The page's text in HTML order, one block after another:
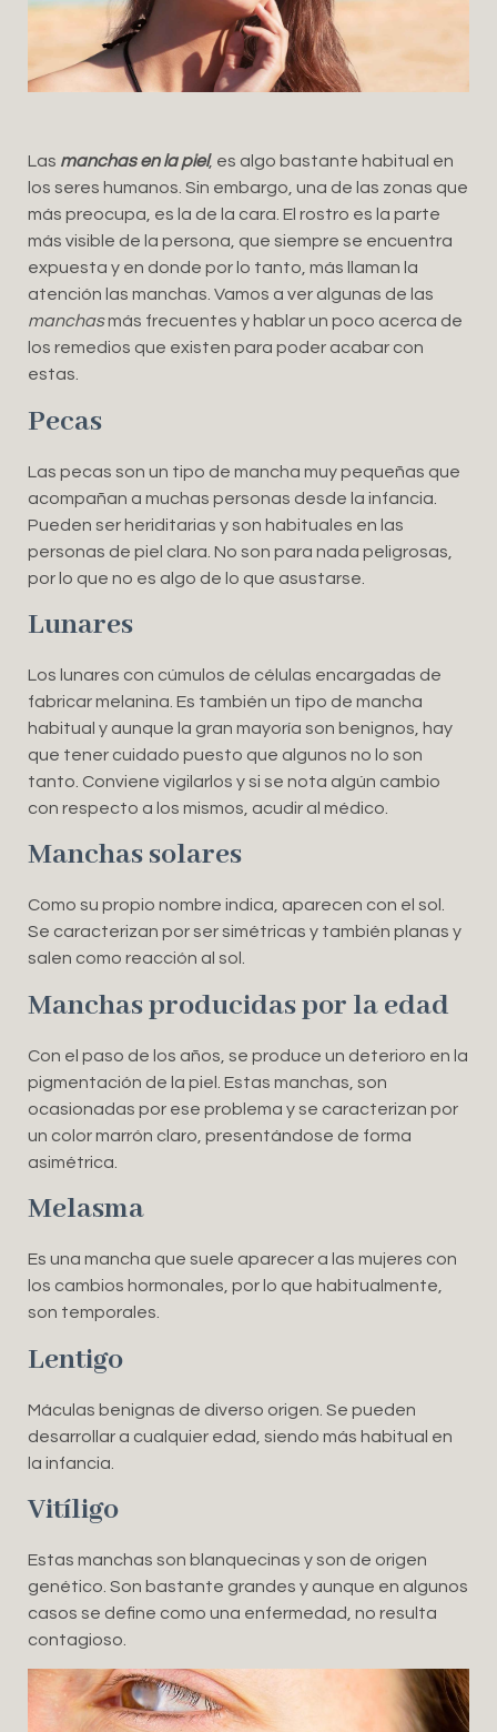
Las manchas en la piel, es algo bastante habitual en
los seres humanos. Sin embargo, una de las zonas que
más preocupa, es la de la cara. El rostro es la parte
más visible de la persona, que siempre se encuentra
expuesta y en donde por lo tanto, más llaman la
atención las manchas. Vamos a ver algunas de las
manchasmás frecuentes y hablar un poco acerca de
los remedios que existen para poder acabar con
estas.
Pecas
Las pecas son un tipo de mancha muy pequeñas que
acompañan a muchas personas desde la infancia.
Pueden ser heriditarias y son habituales en las
personas de piel clara. No son para nada peligrosas,
por lo que no es algo de lo que asustarse.
Lunares
Los lunares con cúmulos de células encargadas de
fabricar melanina. Es también un tipo de mancha
habitual y aunque la gran mayoría son benignos, hay
que tener cuidado puesto que algunos no lo son
tanto. Conviene vigilarlos y si se nota algún cambio
con respecto a los mismos, acudir al médico.
Manchas solares
Como su propio nombre indica, aparecen con el sol.
Se caracterizan por ser simétricas y también planas y
salen como reacción al sol.
Manchas producidas por la edad
Con el paso de los años, se produce un deterioro en la
pigmentación de la piel. Estas manchas, son
ocasionadas por ese problema y se caracterizan por
un color marrón claro, presentándose de forma
asimétrica.
Melasma
Es una mancha que suele aparecer a las mujeres con
los cambios hormonales, por lo que habitualmente,
son temporales.
Lentigo
Máculas benignas de diverso origen. Se pueden
desarrollar a cualquier edad, siendo más habitual en
la infancia.
Vitíligo
Estas manchas son blanquecinas y son de origen
genético. Son bastante grandes y aunque en algunos
casos se define como una enfermedad, no resulta
contagioso.